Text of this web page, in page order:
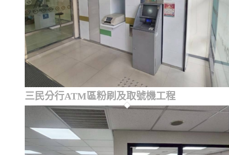
三民分行ATM區粉刷及取號機工程